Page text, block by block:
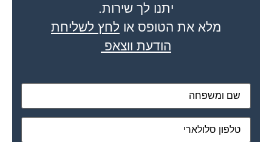
יתנו לך שירות.
מלא את הטופס או לחץ לשליחת
הודעת ווצאפ